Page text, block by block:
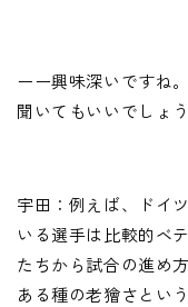
ーー興味深いですね
聞いてもいいでしょ
宇田：例えば、ドイ
いる選手は比較的ベ
たちから試合の進め
ある種の老獪さとい